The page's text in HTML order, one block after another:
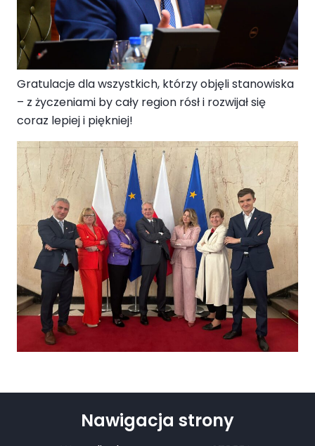
Gratulacje dla wszystkich, którzy objęli stanowiska
– z życzeniami by cały region rósł i rozwijał się
coraz lepiej i piękniej!
Nawigacja strony